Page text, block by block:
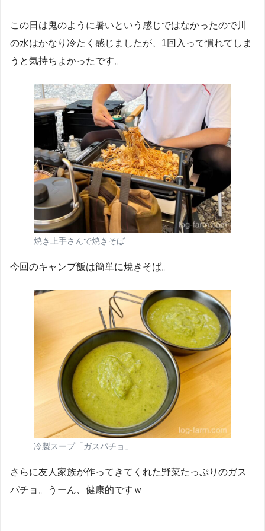
この日は鬼のように暑いという感じではなかったので川
の水はかなり冷たく感じましたが、1回入って慣れてしま
うと気持ちよかったです。
焼き上手さんで焼きそば
今回のキャンプ飯は簡単に焼きそば。
冷製スープ「ガスパチョ」
さらに友人家族が作ってきてくれた野菜たっぷりのガス
パチョ。うーん、健康的ですｗ